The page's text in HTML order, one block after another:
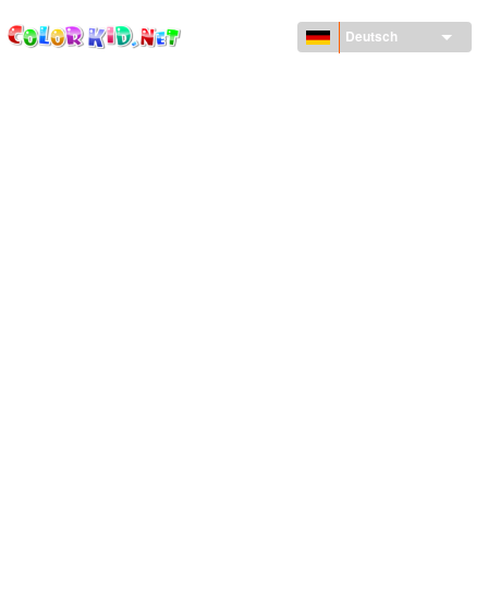
zum
ColorKid.net
Deutsch